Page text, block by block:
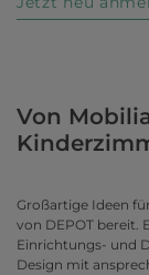
Von
Großartige Ideen
von DEPOT bereit.
Einrichtungs- und
Design mit